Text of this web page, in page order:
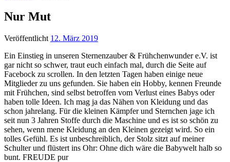
Nur Mut
Veröffentlicht 12. März 2019
Ein Einstieg in unseren Sternenzauber & Frühchenwunder e.V. ist
gar nicht so schwer, traut euch einfach mal, durch die Seite auf
Facebock zu scrollen. In den letzten Tagen haben einige neue
Mitglieder zu uns gefunden. Sie haben ein Hobby, kennen Freunde
mit Frühchen, sind selbst betroffen vom Verlust eines Babys oder
haben tolle Ideen. Ich mag ja das Nähen von Kleidung und das
schon jahrelang. Für die kleinen Kämpfer und Sternchen jage ich
seit nun 3 Jahren Stoffe durch die Maschine und es ist so schön zu
sehen, wenn mene Kleidung an den Kleinen gezeigt wird. So ein
tolles Gefühl. Es ist unbeschreiblich, der Stolz sitzt auf meiner
Schulter und flüstert ins Ohr: Ohne dich wäre die Babywelt halb so
bunt. FREUDE pur